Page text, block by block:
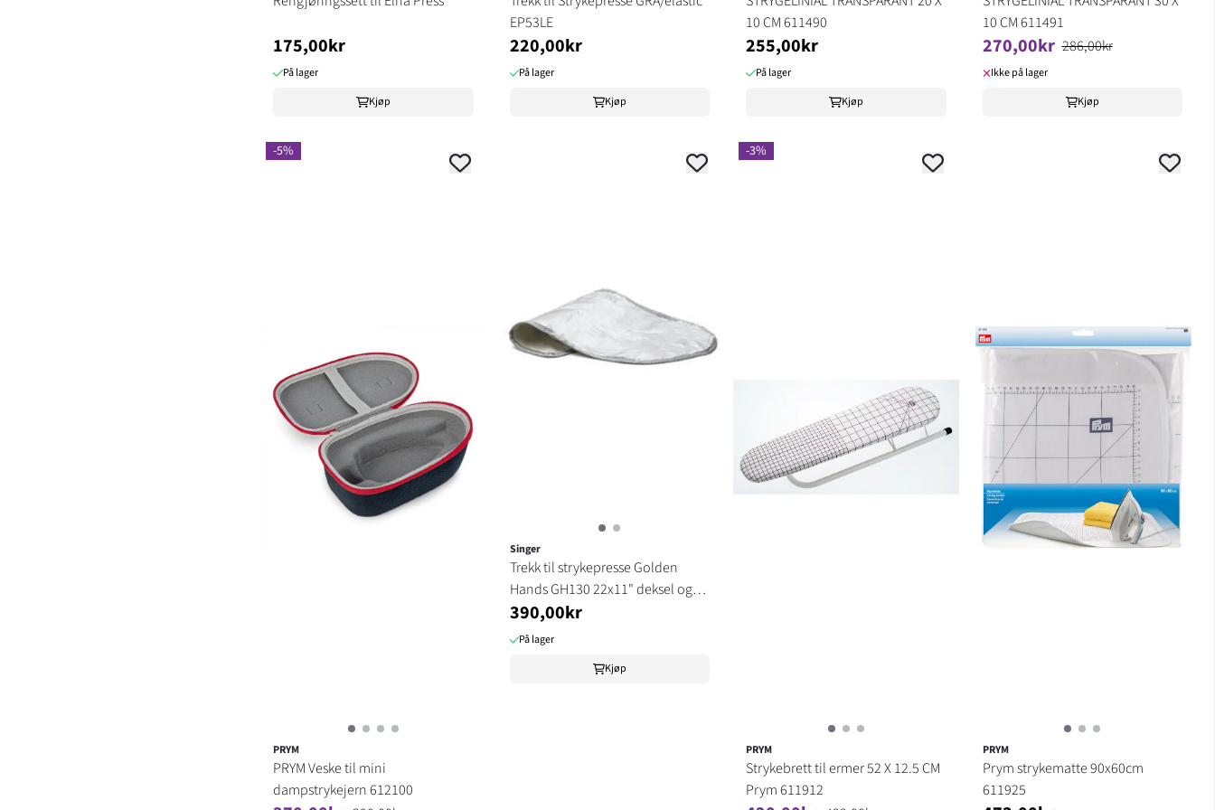
175,00kr
På lager
Kjøp
EP53LE
220,00kr
På lager
Kjøp
10 CM 611490
255,00kr
På lager
Kjøp
10 CM 611491
270,00kr 286,00kr
Ikke på lager
Kjøp
-5%
PRYM
PRYM Veske til mini
dampstrykejern 612100
Singer
Trekk til strykepresse Golden
Hands GH130 22x11" deksel og
putes
390,00kr
På lager
Kjøp
-3%
PRYM
Strykebrett til ermer 52 X 12.5 CM
Prym 611912
PRYM
Prym strykematte 90x60cm
611925